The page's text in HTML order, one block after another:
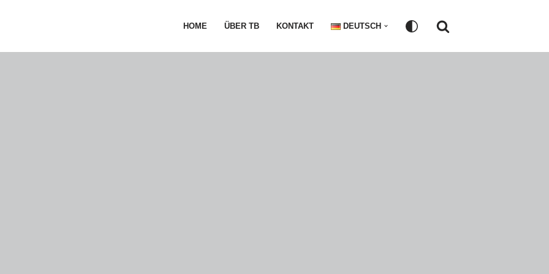
HOME ÜBER TB KONTAKT DEUTSCH